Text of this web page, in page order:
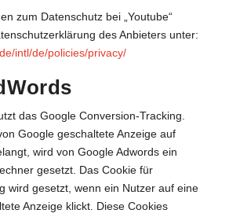
zum Datenschutz bei „Youtube“
des Anbieters unter:
intl/de/policies/privacy/
das Google Conversion-Tracking.
Google geschaltete Anzeige auf
wird von Google Adwords ein
gesetzt. Das Cookie für
wird gesetzt, wenn ein Nutzer auf eine
Anzeige klickt. Diese Cookies